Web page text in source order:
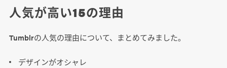
人気が高い15の理由
Tumblrの人気の理由について、まとめてみました。
デザインがオシャレ